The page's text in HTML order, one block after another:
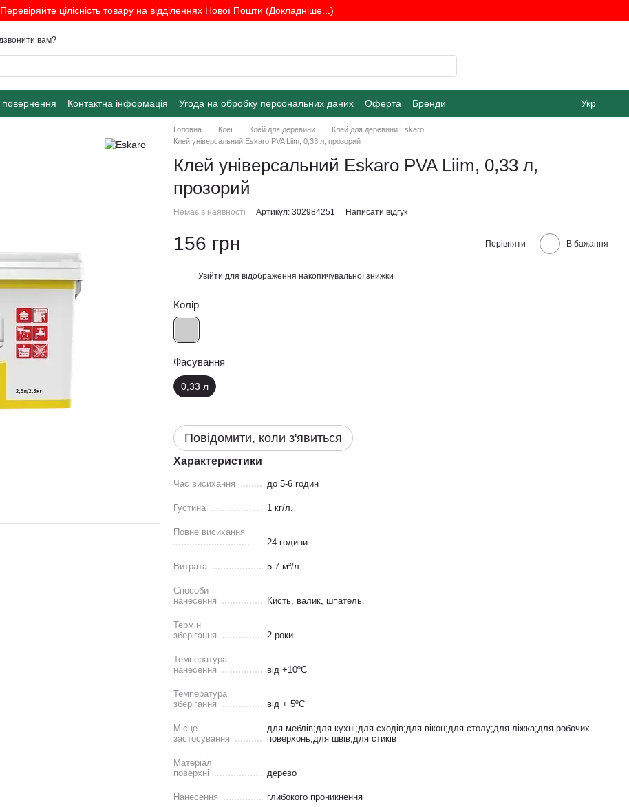
Перевіряйте цілісність товару на відділеннях Нової Пошти (Докладніше...)
вам?
Контактна інформація Угода на обробку персональних даних Оферта Бренди Укр
Головна Клеї Клей для деревини
Клей для деревини Eskaro
Клей універсальний Eskaro PVA Liim, 0,33 л, прозорий
Клей універсальний Eskaro PVA Liim, 0,33 л,
прозорий
Немає в наявності Артикул: 302984251 Написати відгук
156 грн Порівняти В бажання
Увійти для відображення накопичувальної знижки
Колір
Фасування
0,33 л
Повідомити, коли з'явиться
Характеристики
Час висихання до 5-6 годин
Густина 1 кг/л.
Повне висихання
24 години
Витрата 5-7 м²/л
Способи
нанесення
Кисть, валик, шпатель.
Термін
зберігання
2 роки.
Температура
нанесення
від +10ºС
Температура
зберігання
від + 5ºС
Місце
застосування
для меблів;для кухні;для сходів;для вікон;для столу;для ліжка;для робочих
поверхонь;для швів;для стиків
Матеріал
поверхні
дерево
Нанесення глибокого проникнення